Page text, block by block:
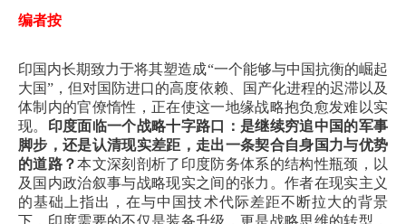
编者按
印国内长期致力于将其塑造成“一个能够与中国抗衡的崛起
大国”，但对国防进口的高度依赖、国产化进程的迟滞以及
体制内的官僚惰性，正在使这一地缘战略抱负愈发难以实
现。
印度面临一个战略十字路口：是继续穷追中国的军事
脚步，还是认清现实差距，走出一条契合自身国力与优势
的道路？本文深刻剖析了印度防务体系的结构性瓶颈，以
及国内政治叙事与战略现实之间的张力。作者在现实主义
的基础上指出，在与中国技术代际差距不断拉大的背景
下，印度需要的不仅是装备升级，更是战略思维的转型，